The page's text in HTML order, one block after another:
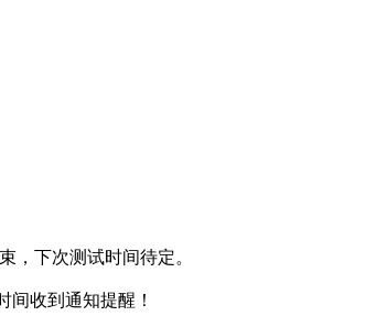
，下次测试时间待定。
间收到通知提醒！